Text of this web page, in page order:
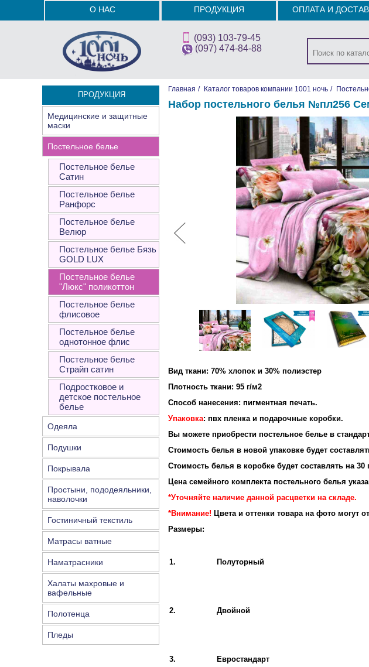
О НАС ПРОДУКЦИЯ ОПЛАТА И
(093) 103-79-45
(097) 474-84-88
ПРОДУКЦИЯ
Медицинские и защитные
маски
Постельное белье
Постельное белье
Сатин
Постельное белье
Ранфорс
Постельное белье
Велюр
Постельное белье Бязь
GOLD LUX
Постельное белье
"Люкс" поликоттон
Постельное белье
флисовое
Постельное белье
однотонное флис
Постельное белье
Страйп сатин
Подростковое и
детское постельное
белье
Одеяла
Подушки
Покрывала
Простыни, пододеяльники,
наволочки
Гостиничный текстиль
Матрасы ватные
Наматрасники
Халаты махровые и
вафельные
Полотенца
Пледы
Главная / Каталог товаров компании 1001 ночь /
Набор постельного белья №пл256
Вид ткани: 70% хлопок и 30% полиэстер
Плотность ткани: 95 г/м2
Способ нанесения: пигментная печать.
Упаковка: пвх пленка и подарочные коробки.
Вы можете приобрести постельное белье в
Стоимость белья в новой упаковке будет
Стоимость белья в коробке будет составлять на
Цена семейного комплекта постельного белья
*Уточняйте наличие данной расцветки на складе.
*Внимание! Цвета и оттенки товара на фото могут
Размеры:
1. Полуторный
2. Двойной
3. Евростандарт